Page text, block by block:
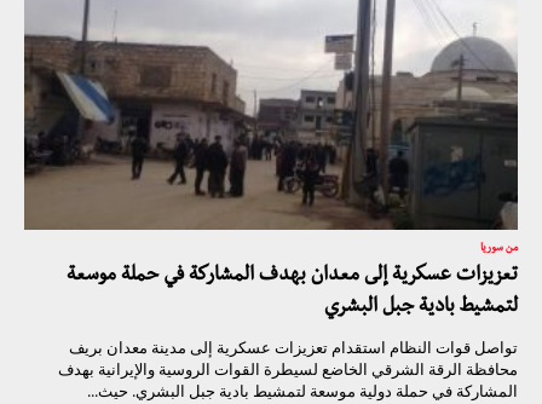
من سوريا
تعزيزات عسكرية إلى معدان بهدف المشاركة في حملة موسعة
لتمشيط بادية جبل البشري
تواصل قوات النظام استقدام تعزيزات عسكرية إلى مدينة معدان بريف
محافظة الرقة الشرقي الخاضع لسيطرة القوات الروسية والإيرانية بهدف
المشاركة في حملة دولية موسعة لتمشيط بادية جبل البشري. حيث...